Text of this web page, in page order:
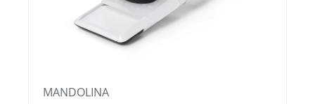
MANDOLINA